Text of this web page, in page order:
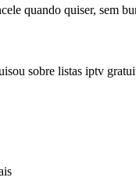
quando quiser, sem
sobre listas iptv